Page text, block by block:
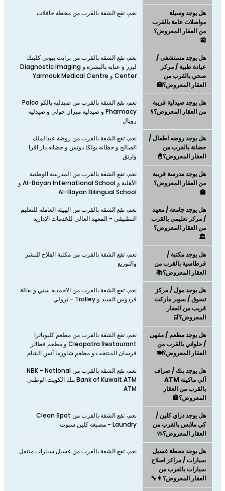
هل يوجد وسيلة
مواصلات عامة بالقرب
من العقار المعروض؟
🚉
نعم، تقع الشقة بالقرب من محطة حافلات
هل يوجد مستشفى /
عيادة طبية / مركز
صحي بالقرب من
العقار المعروض؟🏥
نعم، تقع الشقة بالقرب من برايت بيوتى كلينك
ليزر و عناية بالبشرة و Diagnostic Imaging
Center و Yarmouk Medical Centre
هل يوجد صيدلية قريبة
من العقار المعروض؟⚕️
نعم، تقع الشقة بالقرب من صيدلية بالكو Palco
Pharmacy و صيدلية ميزان حولي و صيدليه
رويال
هل يوجد روضه اطفال /
حضانة بالقرب من
العقار المعروض؟🐣
نعم، تقع الشقة بالقرب من روضة عبدالملك
الصالح و حظانه بولكا دوتس و حضانه دار اقرا
وارتق
هل يوجد مدرسة قريبة
من العقار المعروض؟
🏫
نعم، تقع الشقة بالقرب من المدرسة الوطنية
الأهلية و Al-Bayan International School و
Al-Bayan Bilingual School
هل يوجد جامعة / معهد
/ مركز تعليمي بالقرب
من العقار المعروض؟
🏛️
نعم، تقع الشقة بالقرب من الهيئة العاملة للتعليم
التطبيقي - المعهد العالي للخدمات الإدارية
هل يوجد مكتبة /
قرطاسية بالقرب من
العقار المعروض؟📚
نعم، تقع الشقة بالقرب من مكتبة الفلاح للنشر
والتوزيع
هل يوجد مول / مركز
تسوق / سوبر ماركت
قريب من العقار
المعروض؟🛒
نعم، تقع الشقة بالقرب من الاحمديه ستي و بقالة
فردوس السيد و Trolley - ترولي
هل يوجد مطعم / مقهى
/ حلواني بالقرب من
العقار المعروض؟🍽️
نعم، تقع الشقة بالقرب من مطعم كليوباترا
Cleopatra Restaurant و مطعم فطائر
فرسان المنتخب و مطعم شاورما أنس الشام
هل يوجد بنك / صراف
آلي ماكينة ATM
بالقرب من العقار
المعروض؟🏦
نعم، تقع الشقة بالقرب من NBK - National
Bank of Kuwait ATM بنك الكويت الوطني
ATM
هل يوجد دراي كلين /
كي ملابس بالقرب من
العقار المعروض؟🧼
نعم، تقع الشقة بالقرب من Clean Spot
Laundry - مصبغة كلين سبوت
هل يوجد محطة غسيل
سيارات / مراكز اصلاح
سيارات بالقرب من
العقار المعروض؟👨‍🔧
نعم، تقع الشقة بالقرب من غسيل سيارات متنقل